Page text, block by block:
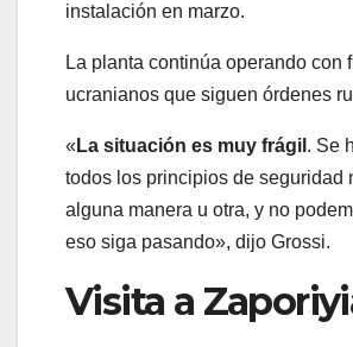
instalación en marzo.
La planta continúa operando con
ucranianos que siguen órdenes
« La situación es muy frágil . Se
todos los principios de seguridad
alguna manera u otra, y no
eso siga pasando», dijo Grossi.
Visita a